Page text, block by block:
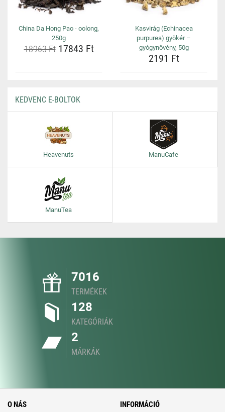
China Da Hong Pao - oolong,
250g
18963 Ft17843 Ft
Kasvirág (Echinacea
purpurea) gyökér –
gyógynövény, 50g
2191 Ft
KEDVENC E-BOLTOK
Heavenuts ManuCafe
ManuTea
7016
TERMÉKEK
128
KATEGÓRIÁK
2
MÁRKÁK
O NÁS INFORMÁCIÓ